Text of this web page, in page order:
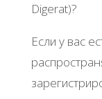
Digerat)?
Если у вас